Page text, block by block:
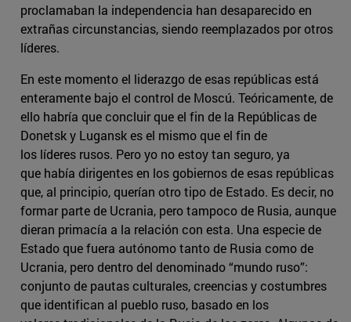
proclamaban la independencia han desaparecido en
extrañas circunstancias, siendo reemplazados por otros
líderes.
En este momento el liderazgo de esas repúblicas está
enteramente bajo el control de Moscú. Teóricamente, de
ello habría que concluir que el fin de la Repúblicas de
Donetsk y Lugansk es el mismo que el fin de
los líderes rusos. Pero yo no estoy tan seguro, ya
que había dirigentes en los gobiernos de esas repúblicas
que, al principio, querían otro tipo de Estado. Es decir, no
formar parte de Ucrania, pero tampoco de Rusia, aunque
dieran primacía a la relación con esta. Una especie de
Estado que fuera autónomo tanto de Rusia como de
Ucrania, pero dentro del denominado “mundo ruso”:
conjunto de pautas culturales, creencias y costumbres
que identifican al pueblo ruso, basado en los